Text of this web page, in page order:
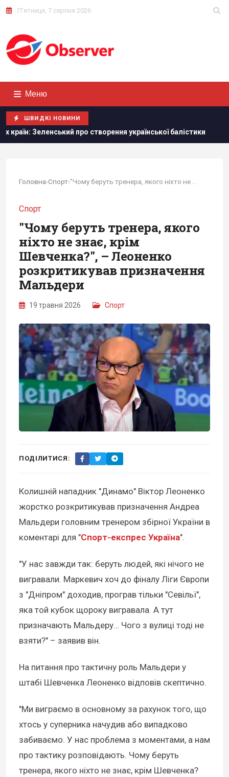
П'ятниця, 7 серпня 2026
Меню
ШВИДКІ НОВИНИ
української балістики Румунія змінює течію
Головна›Спорт›
Спорт
"Чому беруть тренера, якого
ніхто не знає, крім
Шевченка?", – Леоненко
розкритикував призначення
Мальдери
19 травня 2026 Спорт
ПОДІЛИТИСЯ:
Колишній нападник "Динамо" Віктор Леоненко
жорстко розкритикував призначення Андреа
Мальдери головним тренером збірної України в
коментарі для "Спорт-експрес Україна".
"У нас завжди так: беруть людей, які нічого не
вигравали. Маркевич хоч до фіналу Ліги Європи
з "Дніпром" доходив, програв тільки "Севільї",
яка той кубок щороку вигравала. А тут
призначають Мальдеру… Чого з вулиці тоді не
взяти?" – заявив він.
На питання про тактичну роль Мальдери у
штабі Шевченка Леоненко відповів скептично.
"Ми виграємо в основному за рахунок того, що
хтось у суперника начудив або випадково
забиваємо. У нас проблема з моментами, а нам
про тактику розповідають. Чому беруть
тренера, якого ніхто не знає, крім Шевченка?